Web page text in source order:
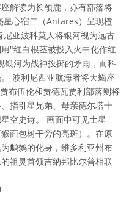
解读为长颈鹿，亦有部落将
星心宿二（Antares）呈现橙
亚波科莫人将银河视为远古
"红白根茎被投入火中化作红
银河为战神投掷的矛雨，而科
波利尼西亚航海者将天蝎座
布伍伦和贾德瓦贾利部落则将
指引星兄弟、母亲德尔塔十
空史诗。 画面中可见土星
面包树干旁的亮斑）。在原
鹪鹩的化身，维多利亚州布
祖灵首领吉纳邦比尔普相联